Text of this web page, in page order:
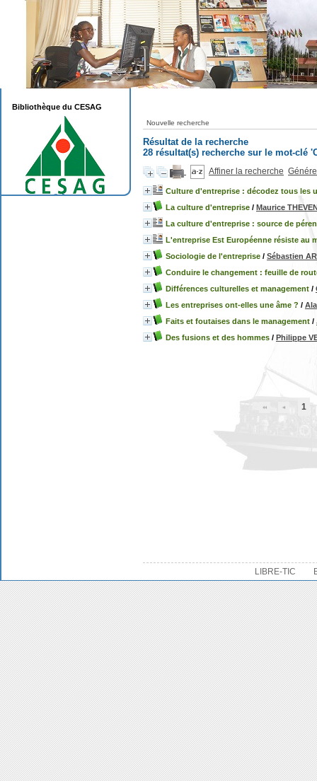
Nouvelle recherche
Résultat de la recherche
28 résultat(s) recherche sur le mot-clé
Affiner la recherche
Culture d'entreprise : décodez tous les
La culture d'entreprise / Maurice
La culture d'entreprise : source de
L'entreprise Est Européenne résiste au
Sociologie de l'entreprise / Sébastien
Conduire le changement : feuille de
Différences culturelles et management /
Les entreprises ont-elles une âme ? /
Faits et foutaises dans le management /
Des fusions et des hommes / Philippe
1
LIBRE-TIC
Bibliothèque du CESAG